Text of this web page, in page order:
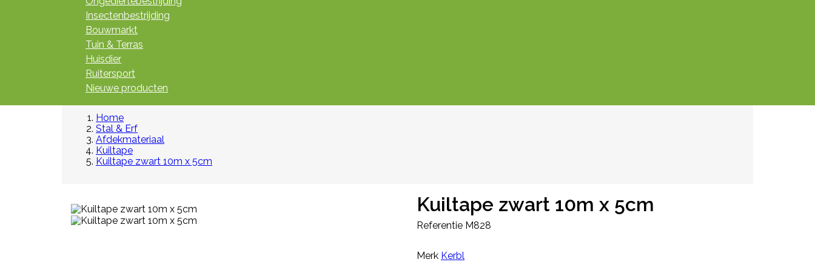
Insectenbestrijding
Bouwmarkt
Tuin & Terras
Huisdier
Ruitersport
Nieuwe producten
Home
Stal & Erf
Afdekmateriaal
Kuiltape
Kuiltape zwart 10m x 5cm
Kuiltape zwart 10m x 5cm
Referentie M828
Merk Kerbl